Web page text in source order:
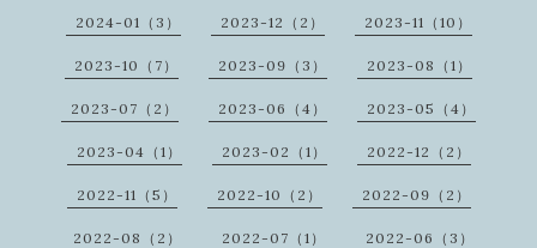
2024-01（3） 2023-12（2） 2023-11（10）
2023-10（7） 2023-09（3） 2023-08（1）
2023-07（2） 2023-06（4） 2023-05（4）
2023-04（1） 2023-02（1） 2022-12（2）
2022-11（5） 2022-10（2） 2022-09（2）
2022-08（2） 2022-07（1） 2022-06（3）